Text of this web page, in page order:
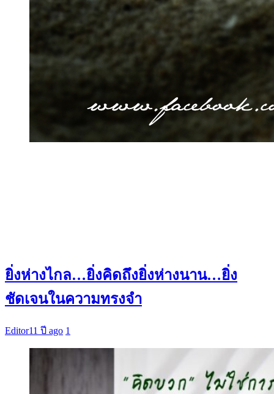
ยิ่งห่างไกล…ยิ่งคิดถึงยิ่งห่างนาน…ยิ่ง
ชัดเจนในความทรงจำ
Editor11 ปี ago 1